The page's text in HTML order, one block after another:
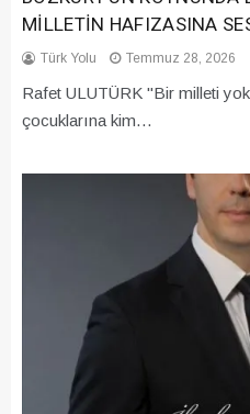
MİLLETİN HAFIZASINA
Türk Yolu Temmuz 28, 2026
Rafet ULUTÜRK "Bir milleti
çocuklarına kim…